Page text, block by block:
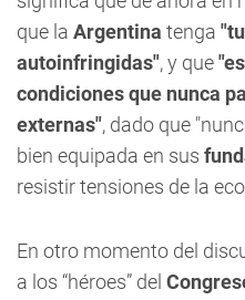
que la Argentina tenga
autoinfringidas", y que
condiciones que nunca
externas", dado que
bien equipada en sus
resistir tensiones de la
En otro momento del
a los “héroes” del